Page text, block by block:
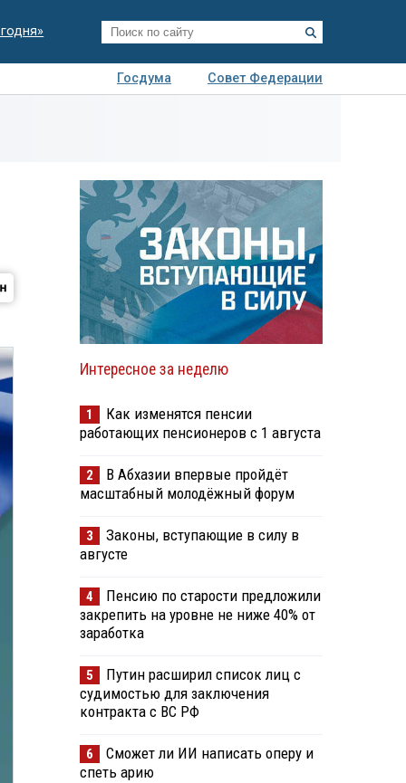
Госдума
Совет Федерации
Интересное за неделю
1
Как изменятся пенсии
работающих пенсионеров с 1 августа
2
В Абхазии впервые пройдёт
масштабный молодёжный форум
3
Законы, вступающие в силу в
августе
4
Пенсию по старости предложили
закрепить на уровне не ниже 40% от
заработка
5
Путин расширил список лиц с
судимостью для заключения
контракта с ВС РФ
6
Сможет ли ИИ написать оперу и
спеть арию